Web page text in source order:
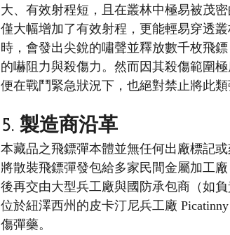
大、有效射程短，且在叢林中極易被茂
僅大幅增加了有效射程，更能輕易穿透
時，會發出尖銳的嘯聲並釋放數千枚飛
的嚇阻力與殺傷力。然而因其殺傷範圍
便在戰鬥緊急狀況下，也絕對禁止將此
5. 製造商沿革
本藏品之飛鏢彈本體並無任何出廠標記
將散裝飛鏢彈發包給多家民間金屬加工
後再交由大型兵工廠與國防承包商（如
位於紐澤西州的皮卡汀尼兵工廠
傷彈藥。